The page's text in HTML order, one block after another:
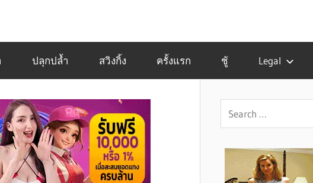
ปลุกปล้ำ สวิงกิ้ง ครั้งแรก ชู้ Legal